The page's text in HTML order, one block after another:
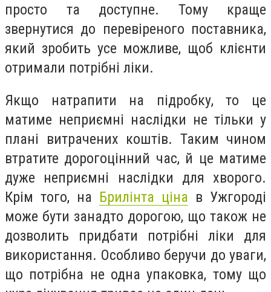
просто та доступне. Тому краще
звернутися до перевіреного поставника,
який зробить усе можливе, щоб клієнти
отримали потрібні ліки.
Якщо натрапити на підробку, то це
матиме неприємні наслідки не тільки у
плані витрачених коштів. Таким чином
втратите дорогоцінний час, й це матиме
дуже неприємні наслідки для хворого.
Крім того, на Брилінта ціна в Ужгороді
може бути занадто дорогою, що також не
дозволить придбати потрібні ліки для
використання. Особливо беручи до уваги,
що потрібна не одна упаковка, тому що